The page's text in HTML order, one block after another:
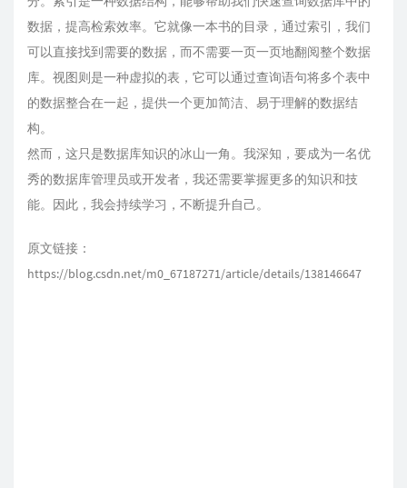
数据，提高检索效率。它就像一本书的目录，通过索引，我们
可以直接找到需要的数据，而不需要一页一页地翻阅整个数据
库。视图则是一种虚拟的表，它可以通过查询语句将多个表中
的数据整合在一起，提供一个更加简洁、易于理解的数据结
构。
然而，这只是数据库知识的冰山一角。我深知，要成为一名优
秀的数据库管理员或开发者，我还需要掌握更多的知识和技
能。因此，我会持续学习，不断提升自己。
原文链接：
https://blog.csdn.net/m0_67187271/article/details/138146647